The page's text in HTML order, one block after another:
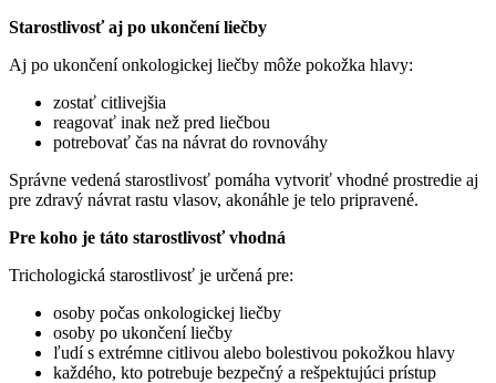
Starostlivosť aj po ukončení liečby
Aj po ukončení onkologickej liečby môže pokožka hlavy:
zostať citlivejšia
reagovať inak než pred liečbou
potrebovať čas na návrat do rovnováhy
Správne vedená starostlivosť pomáha vytvoriť vhodné prostredie aj
pre zdravý návrat rastu vlasov, akonáhle je telo pripravené.
Pre koho je táto starostlivosť vhodná
Trichologická starostlivosť je určená pre:
osoby počas onkologickej liečby
osoby po ukončení liečby
ľudí s extrémne citlivou alebo bolestivou pokožkou hlavy
každého, kto potrebuje bezpečný a rešpektujúci prístup